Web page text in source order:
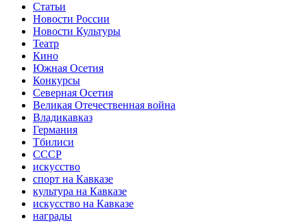
Статьи
Новости России
Новости Культуры
Театр
Кино
Южная Осетия
Конкурсы
Северная Осетия
Великая Отечественная война
Владикавказ
Германия
Тбилиси
СССР
искусство
спорт на Кавказе
культура на Кавказе
искусство на Кавказе
награды